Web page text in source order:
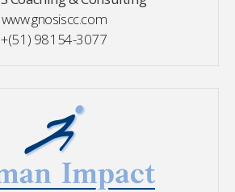
www.gnosiscc.com
+(51) 98154-3077